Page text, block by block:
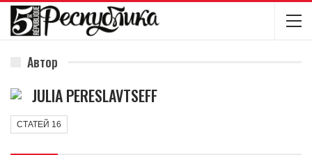
Автор
JULIA PERESLAVTSEFF
СТАТЕЙ 16